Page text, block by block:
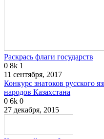
Раскрась флаги государств
0 8k 1
11 сентября, 2017
Конкурс знатоков русского
народов Казахстана
0 6k 0
27 декабря, 2015